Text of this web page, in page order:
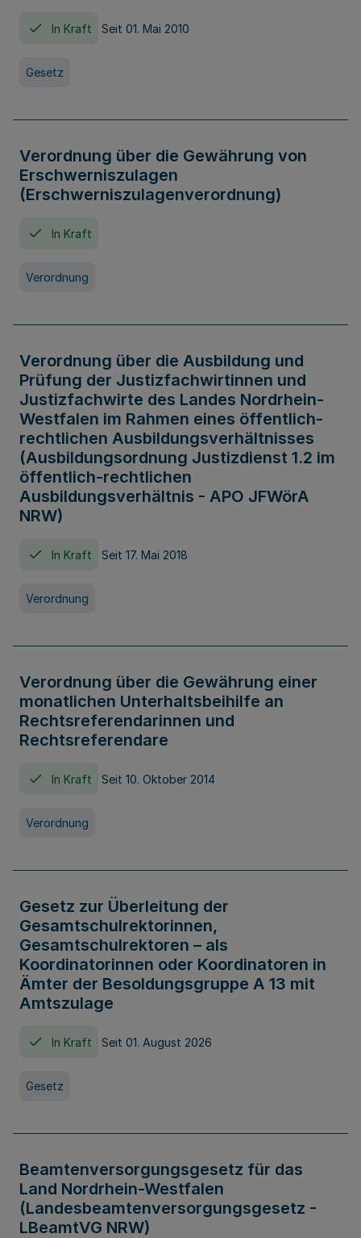
In Kraft Seit 01. Mai 2010
Gesetz
Verordnung über die Gewährung von
Erschwerniszulagen
(Erschwerniszulagenverordnung)
In Kraft
Verordnung
Verordnung über die Ausbildung und
Prüfung der Justizfachwirtinnen und
Justizfachwirte des Landes Nordrhein-
Westfalen im Rahmen eines öffentlich-
rechtlichen Ausbildungsverhältnisses
(Ausbildungsordnung Justizdienst 1.2 im
öffentlich-rechtlichen
Ausbildungsverhältnis - APO JFWörA
NRW)
In Kraft Seit 17. Mai 2018
Verordnung
Verordnung über die Gewährung einer
monatlichen Unterhaltsbeihilfe an
Rechtsreferendarinnen und
Rechtsreferendare
In Kraft Seit 10. Oktober 2014
Verordnung
Gesetz zur Überleitung der
Gesamtschulrektorinnen,
Gesamtschulrektoren – als
Koordinatorinnen oder Koordinatoren in
Ämter der Besoldungsgruppe A 13 mit
Amtszulage
In Kraft Seit 01. August 2026
Gesetz
Beamtenversorgungsgesetz für das
Land Nordrhein-Westfalen
(Landesbeamtenversorgungsgesetz -
LBeamtVG NRW)